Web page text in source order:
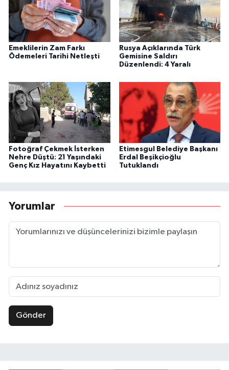
Emeklilerin Zam Farkı
Ödemeleri Tarihi Netleşti
Rusya Açıklarında Türk
Gemisine Saldırı
Düzenlendi: 4 Yaralı
Fotoğraf Çekmek İsterken
Nehre Düştü: 21 Yaşındaki
Genç Kız Hayatını Kaybetti
Etimesgul Belediye Başkanı
Erdal Beşikçioğlu
Tutuklandı
Yorumlar
Gönder